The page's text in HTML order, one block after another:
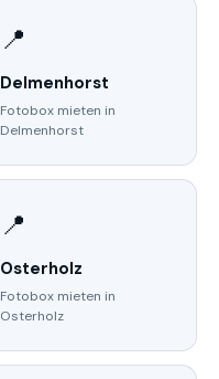
📍
Delmenhorst
Fotobox mieten in
Delmenhorst
📍
Osterholz
Fotobox mieten in
Osterholz